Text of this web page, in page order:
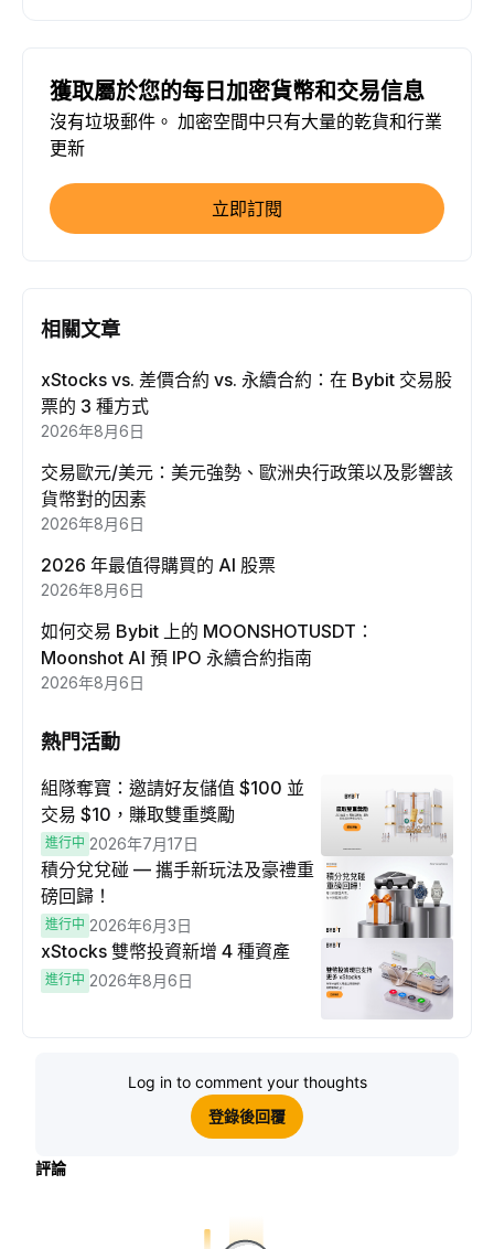
獲取屬於您的每日加密貨幣和交易信息
沒有垃圾郵件。 加密空間中只有大量的乾貨和行業
更新
立即訂閱
相關文章
xStocks vs. 差價合約 vs. 永續合約：在 Bybit 交易股
票的 3 種方式
2026年8月6日
交易歐元/美元：美元強勢、歐洲央行政策以及影響該
貨幣對的因素
2026年8月6日
2026 年最值得購買的 AI 股票
2026年8月6日
如何交易 Bybit 上的 MOONSHOTUSDT：
Moonshot AI 預 IPO 永續合約指南
2026年8月6日
熱門活動
組隊奪寶：邀請好友儲值 $100 並
交易 $10，賺取雙重獎勵
進行中 2026年7月17日
積分兌兌碰 — 攜手新玩法及豪禮重
磅回歸！
進行中 2026年6月3日
xStocks 雙幣投資新增 4 種資產
進行中 2026年8月6日
Log in to comment your thoughts
登錄後回覆
評論